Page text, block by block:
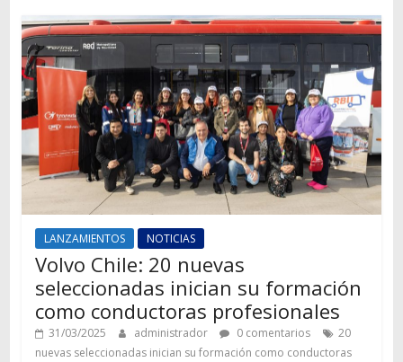
LANZAMIENTOS NOTICIAS
Volvo Chile: 20 nuevas
seleccionadas inician su formación
como conductoras profesionales
31/03/2025 administrador 0 comentarios
20
nuevas seleccionadas inician su formación como conductoras